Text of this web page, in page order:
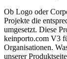
Ob Logo oder
Projekte die
umgesetzt. Diese
keinporto.com V3
Organisationen.
unserer